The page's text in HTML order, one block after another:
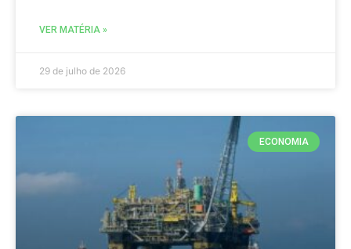
VER MATÉRIA »
29 de julho de 2026
ECONOMIA